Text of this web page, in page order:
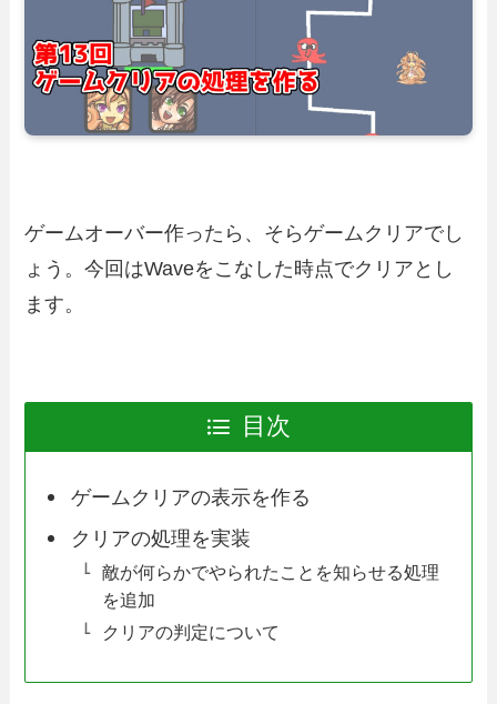
ゲームオーバー作ったら、そらゲームクリアでし
ょう。今回はWaveをこなした時点でクリアとし
ます。
目次
ゲームクリアの表示を作る
クリアの処理を実装
敵が何らかでやられたことを知らせる処理
を追加
クリアの判定について